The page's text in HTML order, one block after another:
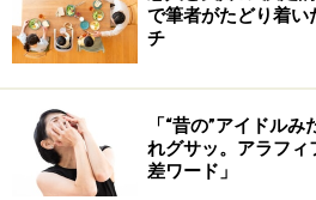
題。
「一時的であればかまわない」
的に支えてもいい」と寛容に
ば、パートナーとして最適な相
逆に「冷めるかも」と考えたあな
で筆者がたどり着い
チ
「“昔の”アイドル
れグサッ。アラフィ
差ワード」